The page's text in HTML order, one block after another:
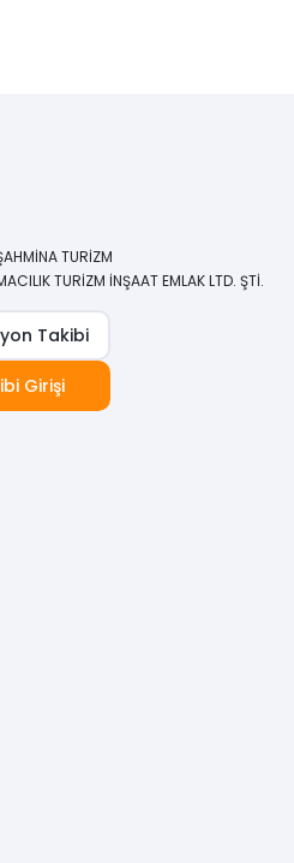
TURİZM
TURİZM İNŞAAT EMLAK LTD. ŞTİ.
Takibi
Girişi